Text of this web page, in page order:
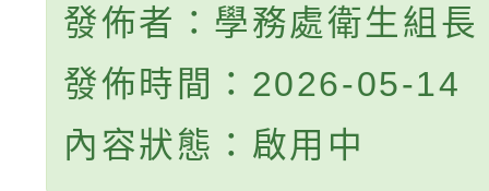
發佈者：學務處衛生組長
發佈時間：2026-05-14
內容狀態：啟用中